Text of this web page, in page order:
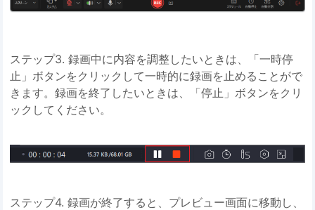
ステップ3. 録画中に内容を調整したいときは、「一時停
止」ボタンをクリックして一時的に録画を止めることがで
きます。録画を終了したいときは、「停止」ボタンをクリ
ックしてください。
ステップ4. 録画が終了すると、プレビュー画面に移動し、